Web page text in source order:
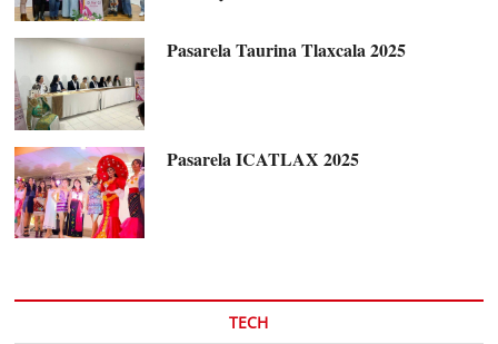
Pasarela Taurina Tlaxcala 2025
Pasarela ICATLAX 2025
TECH